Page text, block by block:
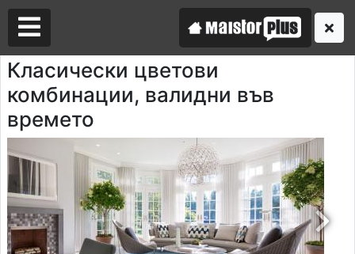
Класически цветови
комбинации, валидни във
времето
Аз съм майстор
Търся майстор